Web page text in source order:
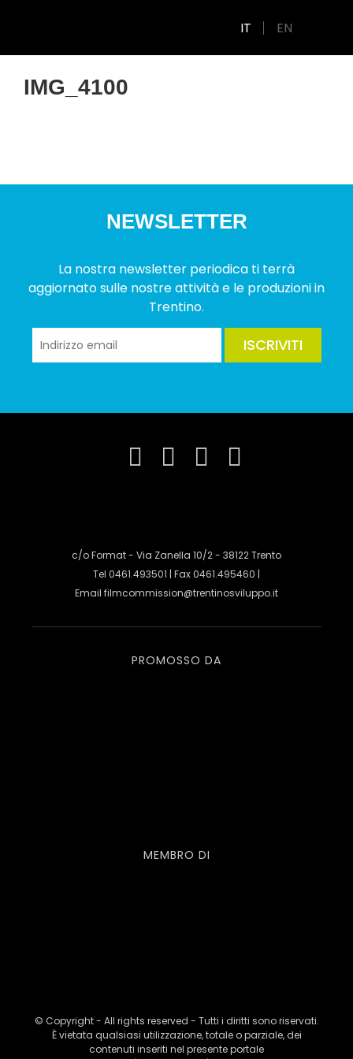
IT EN
IMG_4100
NEWSLETTER
La nostra newsletter periodica ti terrà
aggiornato sulle nostre attività e le produzioni in
Trentino.
ISCRIVITI
c/o Format - Via Zanella 10/2 - 38122 Trento
Tel 0461.493501 | Fax 0461.495460 |
Email filmcommission@trentinosviluppo.it
PROMOSSO DA
MEMBRO DI
© Copyright - All rights reserved - Tutti i diritti sono riservati.
È vietata qualsiasi utilizzazione, totale o parziale, dei
contenuti inseriti nel presente portale